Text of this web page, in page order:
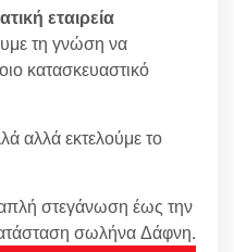
εταιρεία
τη γνώση να
κατασκευαστικό
αλλά εκτελούμε το
στεγάνωση έως την
σωλήνα Δάφνη.